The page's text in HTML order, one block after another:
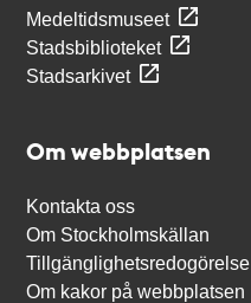
Medeltidsmuseet
Stadsbiblioteket
Stadsarkivet
Om webbplatsen
Kontakta oss
Om Stockholmskällan
Tillgänglighetsredogörelse
Om kakor på webbplatsen